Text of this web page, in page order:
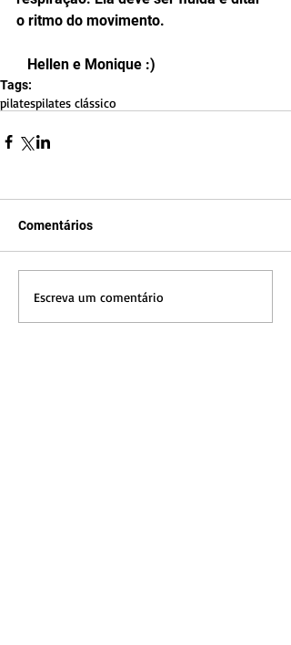
o ritmo do movimento.
   Hellen e Monique :)
Tags:
pilatespilates clássico
Comentários
Escreva um comentário